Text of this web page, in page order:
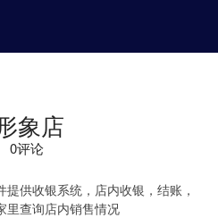
象店
0评论
供收银系统，店内收银，结账，
里查询店内销售情况